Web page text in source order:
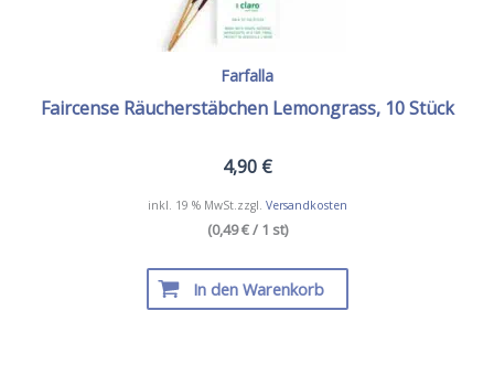
Farfalla
Faircense Räucherstäbchen Lemongrass, 10 Stück
4,90 €
inkl. 19 % MwSt.zzgl. Versandkosten
(0,49 € / 1 st)
In den Warenkorb